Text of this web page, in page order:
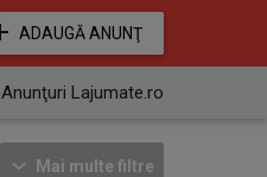
ADAUGĂ ANUNŢ
Anunţuri Lajumate.ro
Mai multe filtre